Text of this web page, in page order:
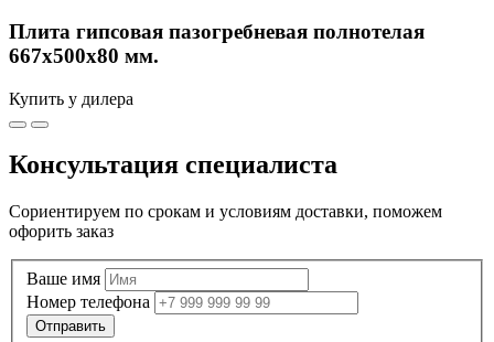
Плита гипсовая пазогребневая полнотелая
667х500х80 мм.
Купить у дилера
Консультация специалиста
Сориентируем по срокам и условиям доставки, поможем
офорить заказ
Ваше имя
Номер телефона